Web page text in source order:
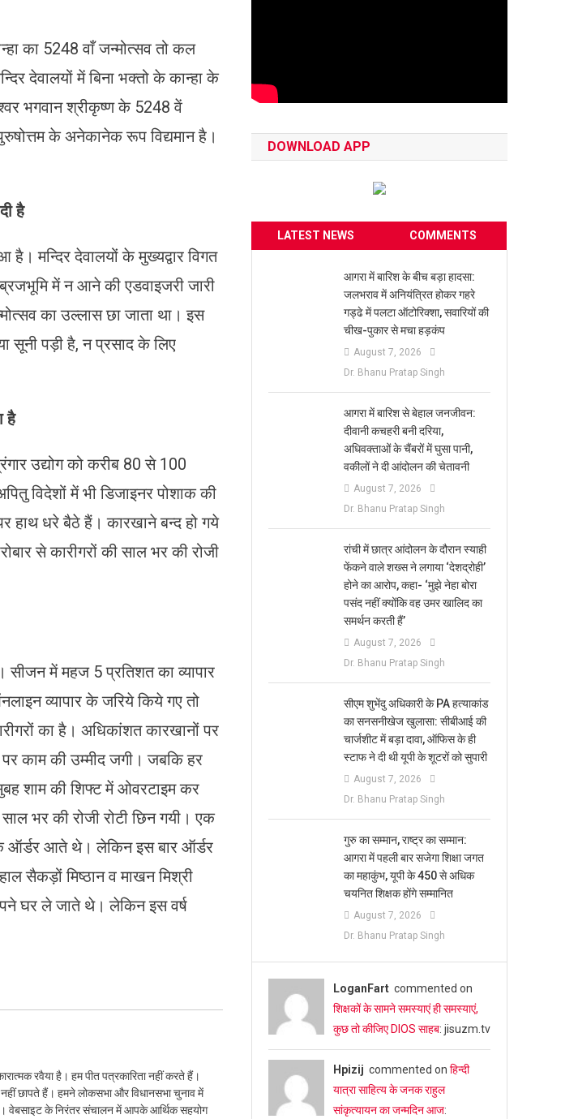
का 5248 वाँ जन्मोत्सव तो कल
देवालयों में बिना भक्तो के कान्हा के
भगवान श्रीकृष्ण के 5248 वें
के अनेकानेक रूप विद्यमान है।
है
है। मन्दिर देवालयों के मुख्यद्वार विगत
में न आने की एडवाइजरी जारी
का उल्लास छा जाता था। इस
सूनी पड़ी है, न प्रसाद के लिए
है
उद्योग को करीब 80 से 100
विदेशों में भी डिजाइनर पोशाक की
हाथ धरे बैठे हैं। कारखाने बन्द हो गये
से कारीगरों की साल भर की रोजी
सीजन में महज 5 प्रतिशत का व्यापार
व्यापार के जरिये किये गए तो
का है। अधिकांशत कारखानों पर
काम की उम्मीद जगी। जबकि हर
शाम की शिफ्ट में ओवरटाइम कर
भर की रोजी रोटी छिन गयी। एक
ऑर्डर आते थे। लेकिन इस बार ऑर्डर
सैकड़ों मिष्ठान व माखन मिश्री
घर ले जाते थे। लेकिन इस वर्ष
रवैया है। हम पीत पत्रकारिता नहीं करते हैं।
छापते हैं। हमने लोकसभा और विधानसभा चुनाव में
वेबसाइट के निरंतर संचालन में आपके आर्थिक सहयोग
DOWNLOAD APP
LATEST NEWS COMMENTS
आगरा में बारिश के बीच बड़ा हादसा:
जलभराव में अनियंत्रित होकर गहरे
गड्ढे में पलटा ऑटोरिक्शा, सवारियों की
चीख-पुकार से मचा हड़कंप
August 7, 2026
Dr. Bhanu Pratap Singh
आगरा में बारिश से बेहाल जनजीवन:
दीवानी कचहरी बनी दरिया,
अधिवक्ताओं के चैंबरों में घुसा पानी,
वकीलों ने दी आंदोलन की चेतावनी
August 7, 2026
Dr. Bhanu Pratap Singh
रांची में छात्र आंदोलन के दौरान स्याही
फेंकने वाले शख्स ने लगाया ‘देशद्रोही’
होने का आरोप, कहा- ‘मुझे नेहा बोरा
पसंद नहीं क्योंकि वह उमर खालिद का
समर्थन करती हैं’
August 7, 2026
Dr. Bhanu Pratap Singh
सीएम शुभेंदु अधिकारी के PA हत्याकांड
का सनसनीखेज खुलासा: सीबीआई की
चार्जशीट में बड़ा दावा, ऑफिस के ही
स्टाफ ने दी थी यूपी के शूटरों को सुपारी
August 7, 2026
Dr. Bhanu Pratap Singh
​गुरु का सम्मान, राष्ट्र का सम्मान:
आगरा में पहली बार सजेगा शिक्षा जगत
का महाकुंभ, यूपी के 450 से अधिक
चयनित शिक्षक होंगे सम्मानित
August 7, 2026
Dr. Bhanu Pratap Singh
LoganFartcommented on
शिक्षकों के सामने समस्याएं ही समस्याएं,
कुछ तो कीजिए DIOS साहब: jisuzm.tv
Hpizij commented on हिन्दी
यात्रा साहित्य के जनक राहुल
सांकृत्यायन का जन्‍मदिन आज: